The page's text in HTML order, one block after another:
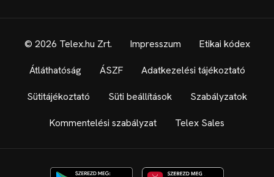
© 2026 Telex.hu Zrt. Impresszum Etikai kódex
Átláthatóság ÁSZF Adatkezelési tájékoztató
Sütitájékoztató Süti beállítások Szabályzatok
Kommentelési szabályzat Telex Sales